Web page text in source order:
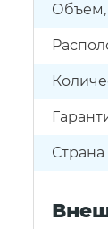
Объем,
Страна